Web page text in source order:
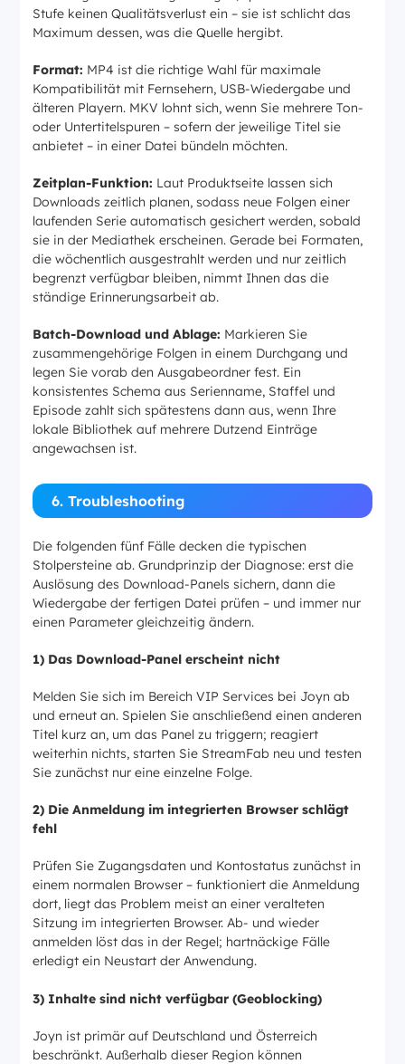
Stufe keinen Qualitätsverlust ein – sie ist schlicht das
Maximum dessen, was die Quelle hergibt.
Format: MP4 ist die richtige Wahl für maximale
Kompatibilität mit Fernsehern, USB-Wiedergabe und
älteren Playern. MKV lohnt sich, wenn Sie mehrere Ton-
oder Untertitelspuren – sofern der jeweilige Titel sie
anbietet – in einer Datei bündeln möchten.
Zeitplan-Funktion: Laut Produktseite lassen sich
Downloads zeitlich planen, sodass neue Folgen einer
laufenden Serie automatisch gesichert werden, sobald
sie in der Mediathek erscheinen. Gerade bei Formaten,
die wöchentlich ausgestrahlt werden und nur zeitlich
begrenzt verfügbar bleiben, nimmt Ihnen das die
ständige Erinnerungsarbeit ab.
Batch-Download und Ablage: Markieren Sie
zusammengehörige Folgen in einem Durchgang und
legen Sie vorab den Ausgabeordner fest. Ein
konsistentes Schema aus Serienname, Staffel und
Episode zahlt sich spätestens dann aus, wenn Ihre
lokale Bibliothek auf mehrere Dutzend Einträge
angewachsen ist.
6. Troubleshooting
Die folgenden fünf Fälle decken die typischen
Stolpersteine ab. Grundprinzip der Diagnose: erst die
Auslösung des Download-Panels sichern, dann die
Wiedergabe der fertigen Datei prüfen – und immer nur
einen Parameter gleichzeitig ändern.
1) Das Download-Panel erscheint nicht
Melden Sie sich im Bereich VIP Services bei Joyn ab
und erneut an. Spielen Sie anschließend einen anderen
Titel kurz an, um das Panel zu triggern; reagiert
weiterhin nichts, starten Sie StreamFab neu und testen
Sie zunächst nur eine einzelne Folge.
2) Die Anmeldung im integrierten Browser schlägt
fehl
Prüfen Sie Zugangsdaten und Kontostatus zunächst in
einem normalen Browser – funktioniert die Anmeldung
dort, liegt das Problem meist an einer veralteten
Sitzung im integrierten Browser. Ab- und wieder
anmelden löst das in der Regel; hartnäckige Fälle
erledigt ein Neustart der Anwendung.
3) Inhalte sind nicht verfügbar (Geoblocking)
Joyn ist primär auf Deutschland und Österreich
beschränkt. Außerhalb dieser Region können